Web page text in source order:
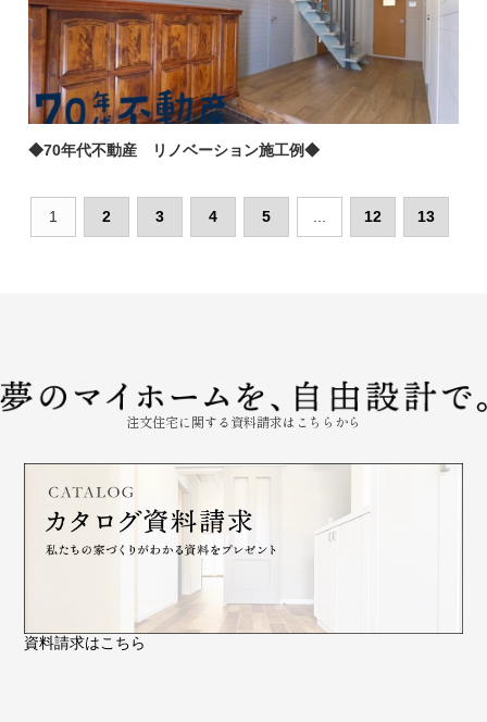
◆70年代不動産 リノベーション施工例◆
1 2 3 4 5 12 13
注文住宅に関する資料請求はこちらから
資料請求はこちら